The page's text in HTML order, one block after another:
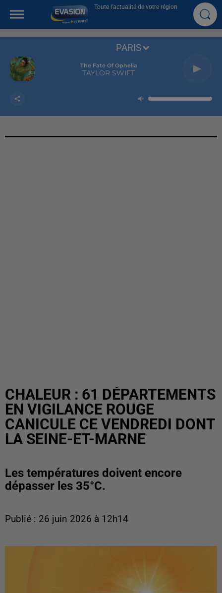
Toute l'actualité de votre région
The Fate Of Ophelia
TAYLOR SWIFT
PARIS
CHALEUR : 61 DÉPARTEMENTS
EN VIGILANCE ROUGE
CANICULE CE VENDREDI DONT
LA SEINE-ET-MARNE
Les températures doivent encore
dépasser les 35°C.
Publié : 26 juin 2026 à 12h14